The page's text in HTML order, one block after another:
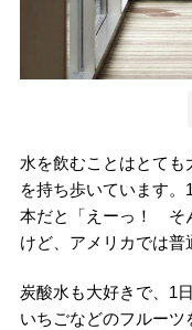
水を飲むことはとて
を持ち歩いています
本だと「えーっ！ そ
けど、アメリカでは普
炭酸水も大好きで、1
いちごなどのフルー